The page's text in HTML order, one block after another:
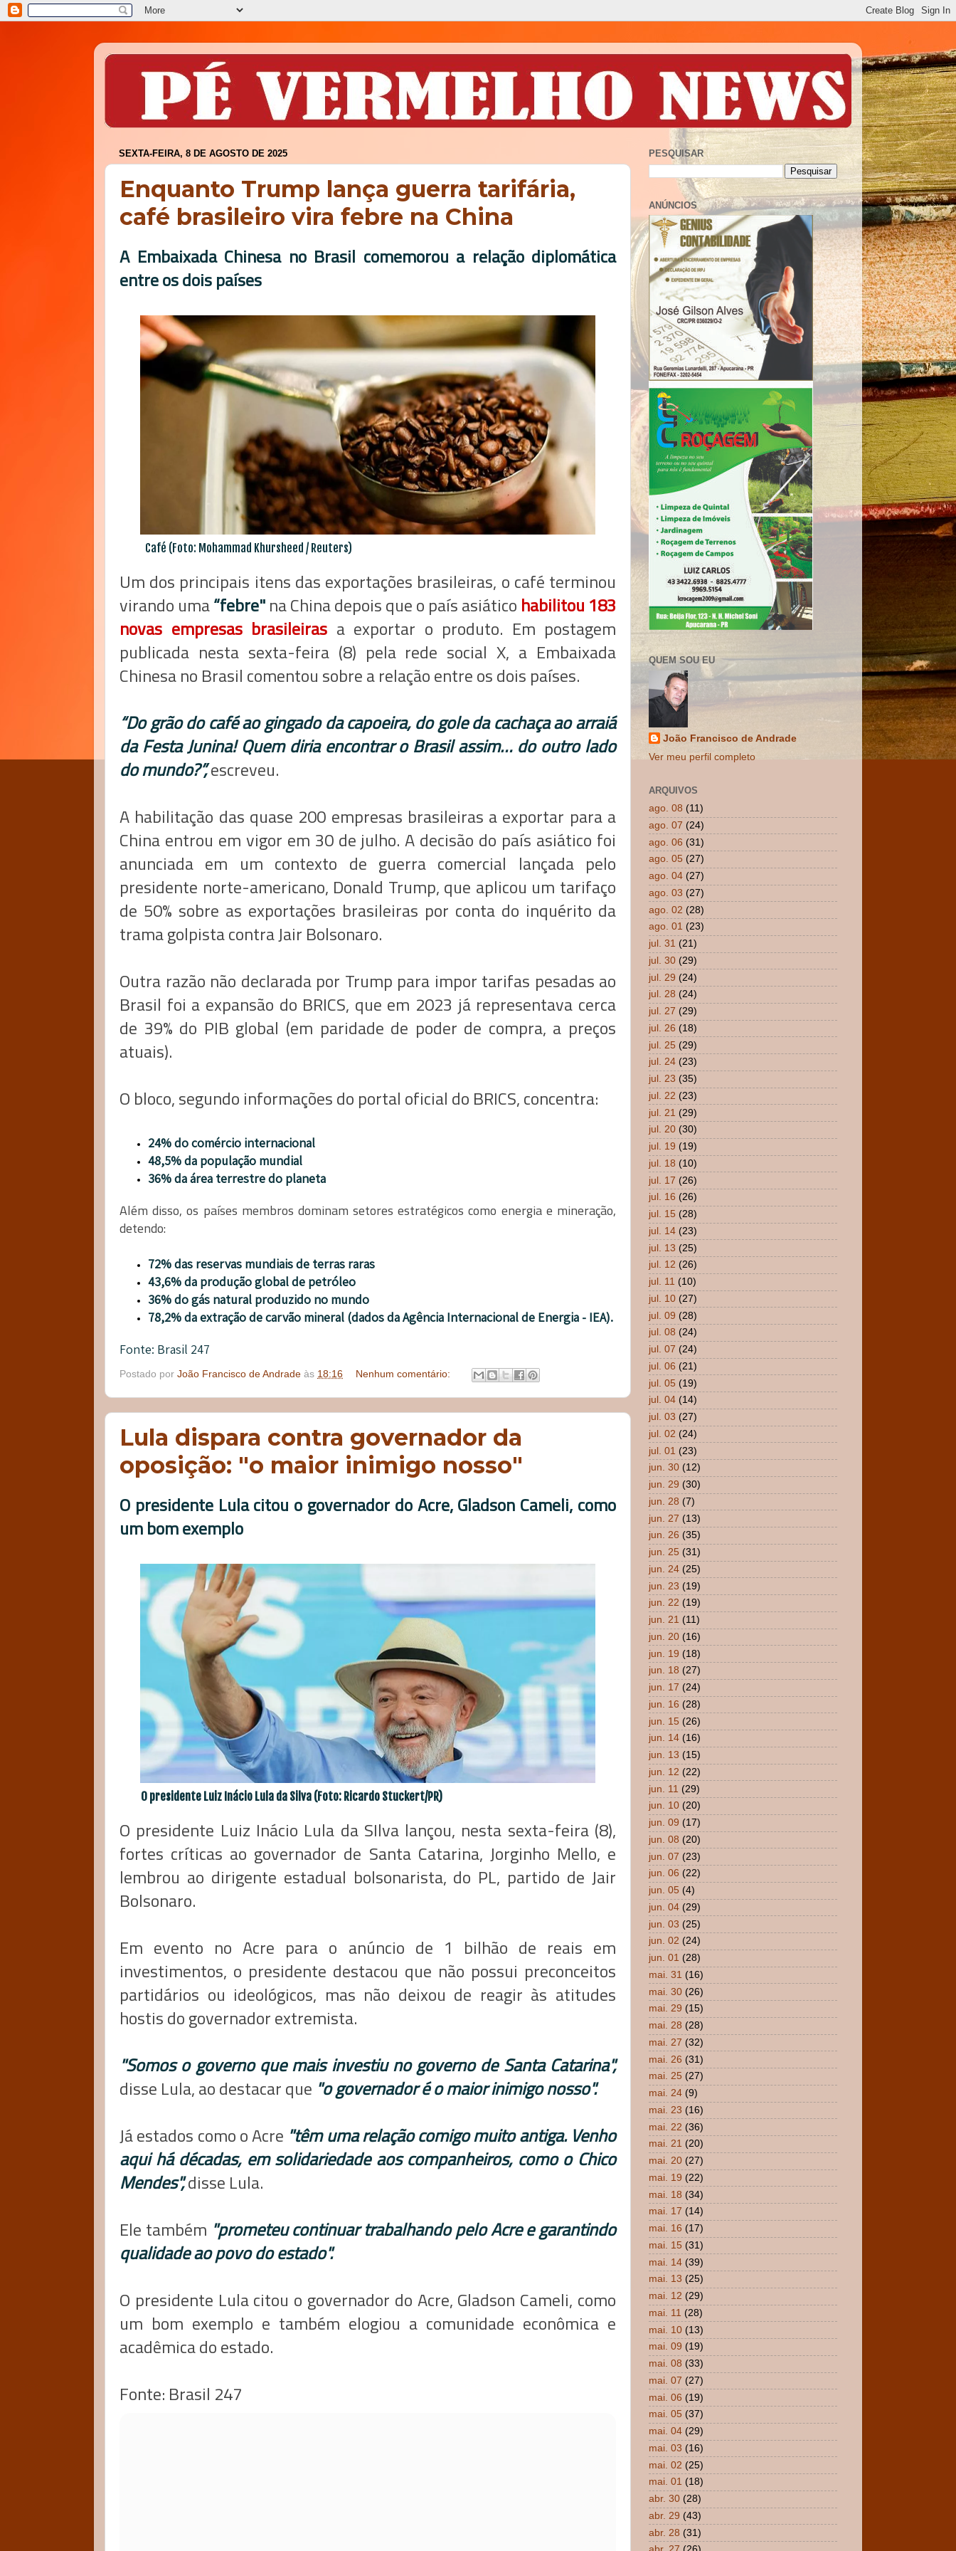
SEXTA-FEIRA, 8 DE AGOSTO DE 2025
Enquanto Trump lança guerra tarifária,
café brasileiro vira febre na China
A Embaixada Chinesa no Brasil comemorou a relação diplomática
entre os dois países
Café (Foto: Mohammad Khursheed / Reuters)
Um dos principais itens das exportações brasileiras, o café terminou
virando uma“febre"na China depois que o país asiático habilitou 183
novas empresas brasileiras a exportar o produto. Em postagem
publicada nesta sexta-feira (8) pela rede social X, a Embaixada
Chinesa no Brasil comentou sobre a relação entre os dois países.
“Do grão do café ao gingado da capoeira, do gole da cachaça ao arraiá
da Festa Junina! Quem diria encontrar o Brasil assim… do outro lado
do mundo?”,escreveu.
A habilitação das quase 200 empresas brasileiras a exportar para a
China entrou em vigor em 30 de julho. A decisão do país asiático foi
anunciada em um contexto de guerra comercial lançada pelo
presidente norte-americano, Donald Trump, que aplicou um tarifaço
de 50% sobre as exportações brasileiras por conta do inquérito da
trama golpista contra Jair Bolsonaro.
Outra razão não declarada por Trump para impor tarifas pesadas ao
Brasil foi a expansão do BRICS, que em 2023 já representava cerca
de 39% do PIB global (em paridade de poder de compra, a preços
atuais).
O bloco, segundo informações do portal oficial do BRICS, concentra:
24% do comércio internacional
48,5% da população mundial
36% da área terrestre do planeta
Além disso, os países membros dominam setores estratégicos como energia e mineração,
detendo:
72% das reservas mundiais de terras raras
43,6% da produção global de petróleo
36% do gás natural produzido no mundo
78,2% da extração de carvão mineral (dados da Agência Internacional de Energia - IEA).
Fonte: Brasil 247
Postado por João Francisco de Andrade às 18:16 Nenhum comentário:
Lula dispara contra governador da
oposição: "o maior inimigo nosso"
O presidente Lula citou o governador do Acre, Gladson Cameli, como
um bom exemplo
O presidente Luiz Inácio Lula da Silva (Foto: Ricardo Stuckert/PR)
O presidente Luiz Inácio Lula da SIlva lançou, nesta sexta-feira (8),
fortes críticas ao governador de Santa Catarina, Jorginho Mello, e
lembrou ao dirigente estadual bolsonarista, do PL, partido de Jair
Bolsonaro.
Em evento no Acre para o anúncio de 1 bilhão de reais em
investimentos, o presidente destacou que não possui preconceitos
partidários ou ideológicos, mas não deixou de reagir às atitudes
hostis do governador extremista.
"Somos o governo que mais investiu no governo de Santa Catarina",
disse Lula, ao destacar que "o governador é o maior inimigo nosso".
Já estados como o Acre "têm uma relação comigo muito antiga. Venho
aqui há décadas, em solidariedade aos companheiros, como o Chico
Mendes",disse Lula.
Ele também "prometeu continuar trabalhando pelo Acre e garantindo
qualidade ao povo do estado".
O presidente Lula citou o governador do Acre, Gladson Cameli, como
um bom exemplo e também elogiou a comunidade econômica e
acadêmica do estado.
Fonte: Brasil 247
PESQUISAR
ANÚNCIOS
QUEM SOU EU
João Francisco de Andrade
Ver meu perfil completo
ARQUIVOS
ago. 08 (11)
ago. 07 (24)
ago. 06 (31)
ago. 05 (27)
ago. 04 (27)
ago. 03 (27)
ago. 02 (28)
ago. 01 (23)
jul. 31 (21)
jul. 30 (29)
jul. 29 (24)
jul. 28 (24)
jul. 27 (29)
jul. 26 (18)
jul. 25 (29)
jul. 24 (23)
jul. 23 (35)
jul. 22 (23)
jul. 21 (29)
jul. 20 (30)
jul. 19 (19)
jul. 18 (10)
jul. 17 (26)
jul. 16 (26)
jul. 15 (28)
jul. 14 (23)
jul. 13 (25)
jul. 12 (26)
jul. 11 (10)
jul. 10 (27)
jul. 09 (28)
jul. 08 (24)
jul. 07 (24)
jul. 06 (21)
jul. 05 (19)
jul. 04 (14)
jul. 03 (27)
jul. 02 (24)
jul. 01 (23)
jun. 30 (12)
jun. 29 (30)
jun. 28 (7)
jun. 27 (13)
jun. 26 (35)
jun. 25 (31)
jun. 24 (25)
jun. 23 (19)
jun. 22 (19)
jun. 21 (11)
jun. 20 (16)
jun. 19 (18)
jun. 18 (27)
jun. 17 (24)
jun. 16 (28)
jun. 15 (26)
jun. 14 (16)
jun. 13 (15)
jun. 12 (22)
jun. 11 (29)
jun. 10 (20)
jun. 09 (17)
jun. 08 (20)
jun. 07 (23)
jun. 06 (22)
jun. 05 (4)
jun. 04 (29)
jun. 03 (25)
jun. 02 (24)
jun. 01 (28)
mai. 31 (16)
mai. 30 (26)
mai. 29 (15)
mai. 28 (28)
mai. 27 (32)
mai. 26 (31)
mai. 25 (27)
mai. 24 (9)
mai. 23 (16)
mai. 22 (36)
mai. 21 (20)
mai. 20 (27)
mai. 19 (22)
mai. 18 (34)
mai. 17 (14)
mai. 16 (17)
mai. 15 (31)
mai. 14 (39)
mai. 13 (25)
mai. 12 (29)
mai. 11 (28)
mai. 10 (13)
mai. 09 (19)
mai. 08 (33)
mai. 07 (27)
mai. 06 (19)
mai. 05 (37)
mai. 04 (29)
mai. 03 (16)
mai. 02 (25)
mai. 01 (18)
abr. 30 (28)
abr. 29 (43)
abr. 28 (31)